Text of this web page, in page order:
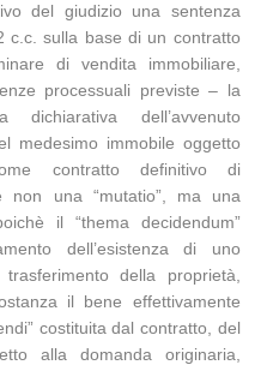
del giudizio una sentenza
c.c. sulla base di un contratto
di vendita immobiliare,
processuali previste – la
dell’avvenuto
medesimo immobile oggetto
contratto definitivo di
non una “mutatio”, ma una
il “thema decidendum”
dell’esistenza di uno
della proprietà,
il bene effettivamente
costituita dal contratto, del
alla domanda originaria,